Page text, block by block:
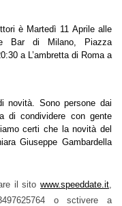
è Martedì 11 Aprile alle
Bar di Milano, Piazza
a L’ambretta di Roma a
novità. Sono persone dai
di condividere con gente
certi che la novità del
Giuseppe Gambardella
il sito www.speeddate.it,
contattare telefonicamente il numero 3497625764 o sctivere a